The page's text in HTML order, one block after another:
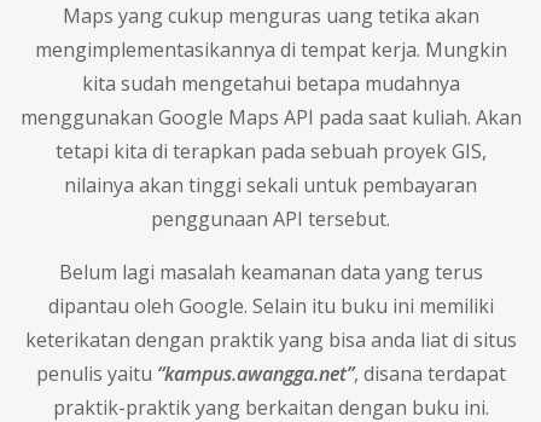
Maps yang cukup menguras uang tetika akan
mengimplementasikannya di tempat kerja. Mungkin
kita sudah mengetahui betapa mudahnya
menggunakan Google Maps API pada saat kuliah. Akan
tetapi kita di terapkan pada sebuah proyek GIS,
nilainya akan tinggi sekali untuk pembayaran
penggunaan API tersebut.
Belum lagi masalah keamanan data yang terus
dipantau oleh Google. Selain itu buku ini memiliki
keterikatan dengan praktik yang bisa anda liat di situs
penulis yaitu “kampus.awangga.net”, disana terdapat
praktik-praktik yang berkaitan dengan buku ini.